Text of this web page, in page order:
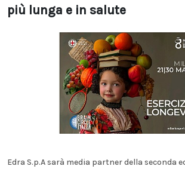
più lunga e in salute
Edra S.p.A sarà media partner della seconda